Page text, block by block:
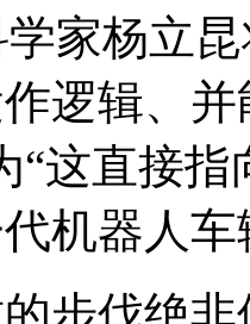
家杨立
逻辑、
“这直接
机器人车
步伐绝